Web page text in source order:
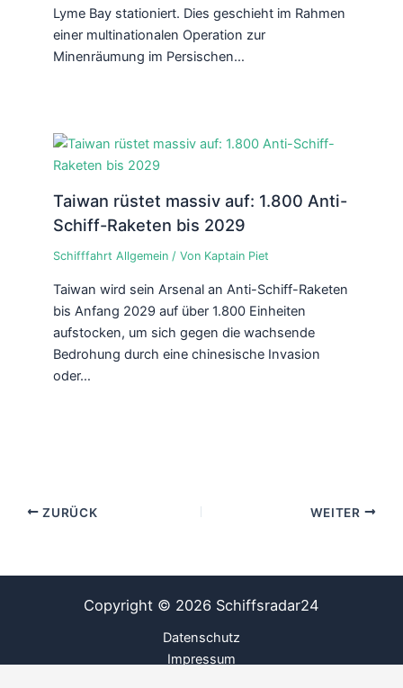
Lyme Bay stationiert. Dies geschieht im Rahmen
einer multinationalen Operation zur
Minenräumung im Persischen…
Taiwan rüstet massiv auf: 1.800 Anti-
Schiff-Raketen bis 2029
Schifffahrt Allgemein/ Von Kaptain Piet
Taiwan wird sein Arsenal an Anti-Schiff-Raketen
bis Anfang 2029 auf über 1.800 Einheiten
aufstocken, um sich gegen die wachsende
Bedrohung durch eine chinesische Invasion
oder…
ZURÜCK WEITER
Copyright © 2026 Schiffsradar24
Datenschutz
Impressum